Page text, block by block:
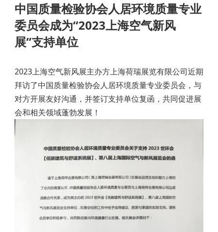
中国质量检验协会人居环境质量专业
委员会成为“2023上海空气新风
展”支持单位
2023上海空气新风展主办方上海荷瑞展览有限公司近期
拜访了中国质量检验协会人居环境质量专业委员会，与
对方开展友好沟通，并签订支持单位复函，共同促进展
会和相关领域蓬勃发展！